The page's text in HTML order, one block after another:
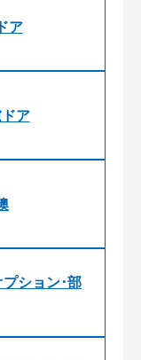
ア
ア
ション･部